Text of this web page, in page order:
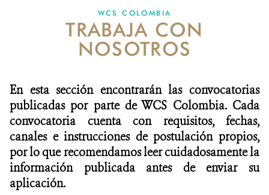
NOTICIAS
WCS VISUAL
ALIADOS Y ALIANZAS
COBERTURA EN MEDIOS DE COMUNICACIÓN
INFORME ANUAL WCS
MECANISMO DE ATENCIÓN DE QUEJAS Y RECLAMOS
WCS COLOMBIA
TRABAJA CON
NOSOTROS
En esta sección encontrarán las convocatorias
publicadas por parte de WCS Colombia. Cada
convocatoria cuenta con requisitos, fechas,
canales e instrucciones de postulación propios,
por lo que recomendamos leer cuidadosamente la
información publicada antes de enviar su
aplicación.